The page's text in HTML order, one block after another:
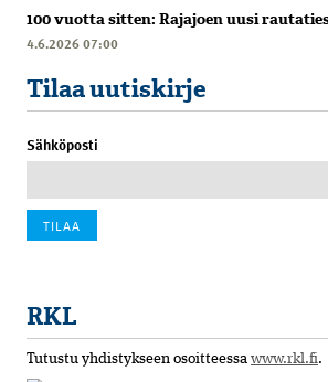
100 vuotta sitten: Rajajoen uusi
4.6.2026 07:00
Tilaa uutiskirje
Sähköposti
RKL
Tutustu yhdistykseen osoitteessa www.rkl.fi.